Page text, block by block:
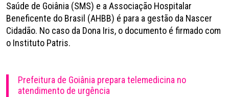
Saúde de Goiânia (SMS) e a Associação Hospitalar
Beneficente do Brasil (AHBB) é para a gestão da Nascer
Cidadão. No caso da Dona Iris, o documento é firmado com
o Instituto Patris.
Prefeitura de Goiânia prepara telemedicina no
atendimento de urgência